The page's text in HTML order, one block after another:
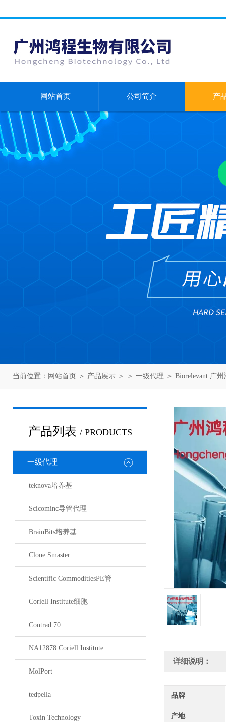
网站首页 公司简介 产
当前位置： 网站首页 ＞ 产品展示 ＞ ＞ 一级代理 ＞ Biorelevant 广
产品列表 / PRODUCTS
一级代理
teknova培养基
Scicominc导管代理
BrainBits培养基
Clone Smaster
Scientific CommoditiesPE管
Coriell Institute细胞
Contrad 70
NA12878 Coriell Institute
MolPort
tedpella
Toxin Technology
详细说明：
品牌
产地